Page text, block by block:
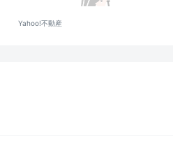
Yahoo!不動産